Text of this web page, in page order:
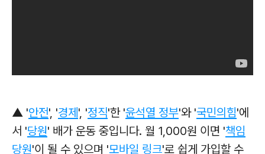
▲ '안전', '경제 ', '정직'한 '윤석열 정부'와 '국민의힘'에
서 '당원' 배가 운동 중입니다. 월 1,000원 이면 '책임
당원'이 될 수 있으며 '모바일 링크'로 쉽게 가입할 수